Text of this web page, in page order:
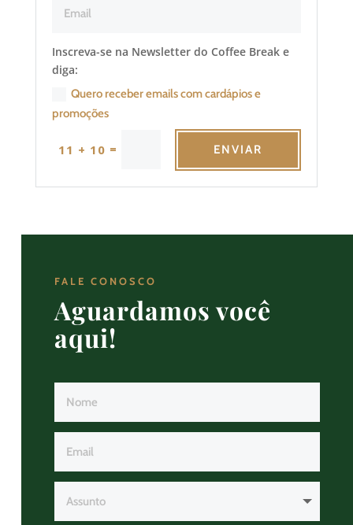
Inscreva-se na Newsletter do Coffee Break e
diga:
Quero receber emails com cardápios e
promoções
11 + 10 = ENVIAR
FALE CONOSCO
Aguardamos você
aqui!